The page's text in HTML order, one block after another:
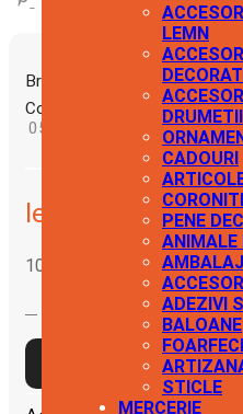
LEMN
DRUMETII
CADOURI
PENE
ANIMALE
ADEZIVI
BALOANE
STICLE
MERCERIE
Brand:
Cod produs:
050868
lei
100 în stoc